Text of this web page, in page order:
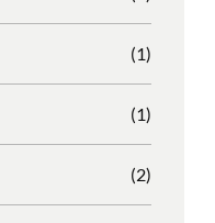
(1)
(1)
(2)